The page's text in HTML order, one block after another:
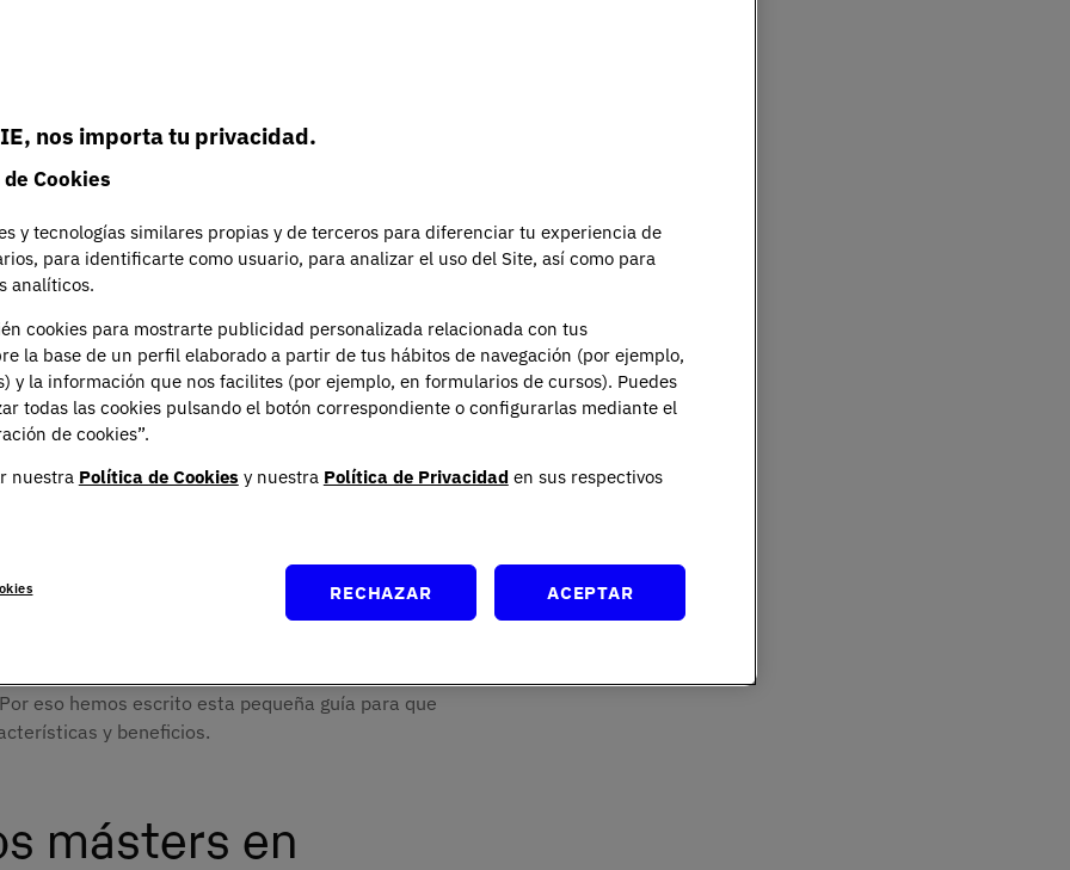
en una buena receta: pueden marcar la diferencia
son como esos ingredientes que no puedes omitir,
su profesión en un campo concreto, y la
todos los másteres son iguales. Algunos son como
en algo excepcional. No son obligatorios, pero
másters más importantes, algunos de ellos
eso hemos escrito esta pequeña guía para que
y beneficios.
másters en
nos importa tu privacidad.
Cookies
y tecnologías similares propias y de terceros para diferenciar tu experiencia de
para identificarte como usuario, para analizar el uso del Site, así como para
analíticos.
cookies para mostrarte publicidad personalizada relacionada con tus
la base de un perfil elaborado a partir de tus hábitos de navegación (por ejemplo,
y la información que nos facilites (por ejemplo, en formularios de cursos). Puedes
todas las cookies pulsando el botón correspondiente o configurarlas mediante el
de cookies”.
nuestra Política de Cookies y nuestra Política de Privacidad en sus respectivos
RECHAZAR ACEPTAR